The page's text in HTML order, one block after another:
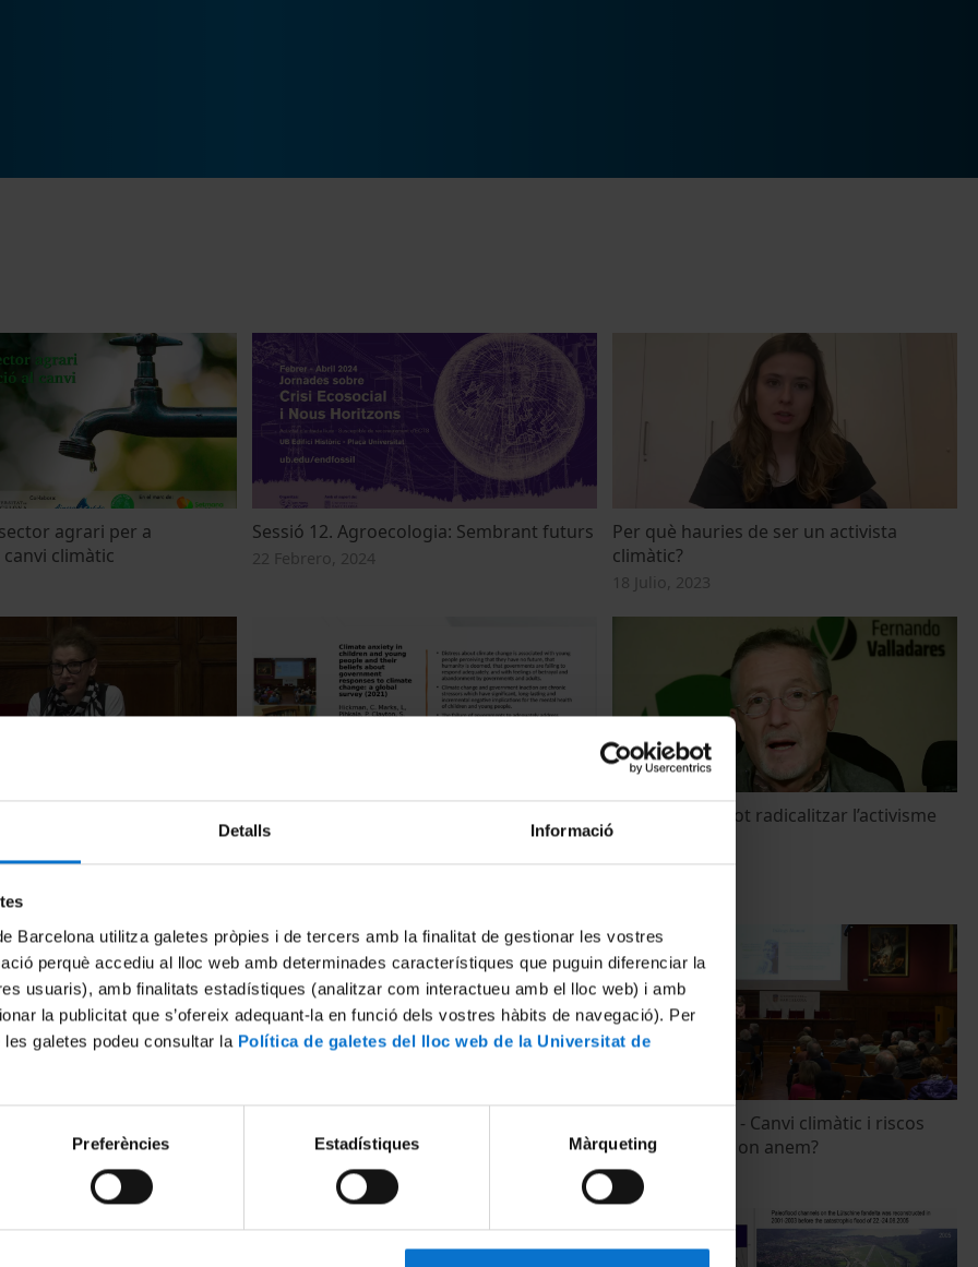
Detalls Informació
Barcelona utilitza galetes pròpies i de tercers amb la finalitat de gestionar les vostres
perquè accediu al lloc web amb determinades característiques que puguin diferenciar la
usuaris), amb finalitats estadístiques (analitzar com interactueu amb el lloc web) i amb
la publicitat que s’ofereix adequant-la en funció dels vostres hàbits de navegació). Per
galetes podeu consultar la Política de galetes del lloc web de la Universitat de
Preferències Estadístiques Màrqueting
agrari per a
climàtic
Sessió 12. Agroecologia: Sembrant futurs
22 Febrero, 2024
Per què hauries de ser un activista
climàtic?
18 Julio, 2023
seves opinions sobre les respostes del
govern al canvi climàtic
L’ecoansietat pot radicalitzar l’activisme
climàtic?
17 Julio, 2023
16 Mayo, 2023
Diàlegs Alumni - Canvi climàtic i riscos
naturals: cap a on anem?
8 Febrero, 2023